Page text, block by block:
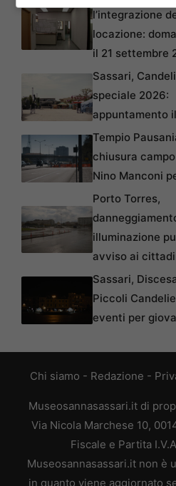
l’integrazione
locazione:
il 21 settembre
Sassari,
speciale 2026:
appuntamento
Tempio
chiusura
Nino Manconi
Porto Torres,
illuminazione
avviso ai
Sassari,
Piccoli
eventi per
Chi siamo - Redazione -
Museosannasassari.it di
Via Nicola Marchese 10,
Fiscale e Partita
Museosannasassari.it non è
in quanto viene aggiornato